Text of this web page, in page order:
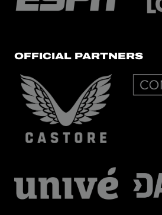
OFFICIAL PARTNERS